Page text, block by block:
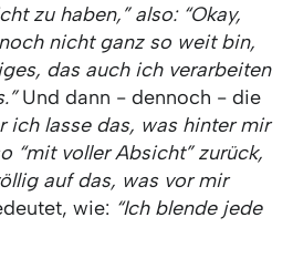
zu haben,” also: “Okay,
nicht ganz so weit bin,
das auch ich verarbeiten
Und dann - dennoch - die
ich lasse das, was hinter mir
“mit voller Absicht” zurück,
auf das, was vor mir
wie: “Ich blende jede